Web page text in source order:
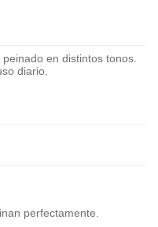
en distintos tonos.
diario.